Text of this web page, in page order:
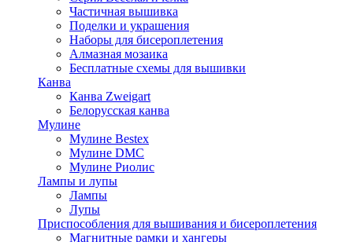
Частичная вышивка
Поделки и украшения
Наборы для бисероплетения
Алмазная мозаика
Бесплатные схемы для вышивки
Канва
Канва Zweigart
Белорусская канва
Мулине
Мулине Bestex
Мулине DMC
Мулине Риолис
Лампы и лупы
Лампы
Лупы
Приспособления для вышивания и бисероплетения
Магнитные рамки и хангеры